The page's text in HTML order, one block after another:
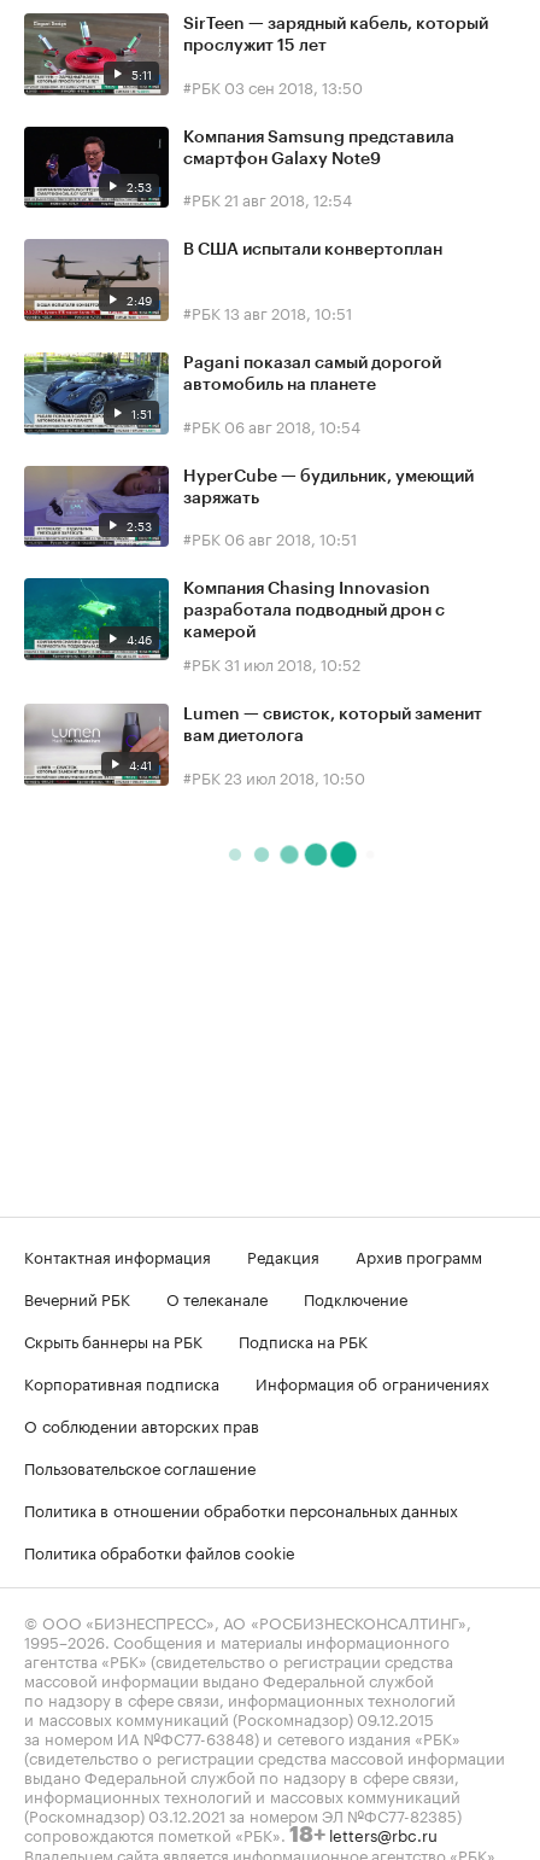
5:11
SirTeen — зарядный кабель, который
прослужит 15 лет
#РБК 03 сен 2018, 13:50
2:53
Компания Samsung представила
смартфон Galaxy Note9
#РБК 21 авг 2018, 12:54
2:49
В США испытали конвертоплан
#РБК13 авг 2018, 10:51
1:51
Pagani показал самый дорогой
автомобиль на планете
#РБК 06 авг 2018, 10:54
2:53
HyperCube — будильник, умеющий
заряжать
#РБК 06 авг 2018, 10:51
4:46
Компания Chasing Innovasion
разработала подводный дрон с
камерой
#РБК31 июл 2018, 10:52
4:41
Lumen — свисток, который заменит
вам диетолога
#РБК 23 июл 2018, 10:50
Контактная информация Редакция
Архив программ
Вечерний РБК
О телеканале
Подключение
Скрыть баннеры на РБК
Подписка на РБК
Корпоративная подписка
Информация об ограничениях
О соблюдении авторских прав
Пользовательское соглашение
Политика в отношении обработки персональных данных
Политика обработки файлов cookie
© ООО «БИЗНЕСПРЕСС», АО «РОСБИЗНЕСКОНСАЛТИНГ»,
1995–2026. Сообщения и материалы информационного
агентства «РБК» (свидетельство о регистрации средства
массовой информации выдано Федеральной службой
по надзору в сфере связи, информационных технологий
и массовых коммуникаций (Роскомнадзор) 09.12.2015
за номером ИА №ФС77-63848) и сетевого издания «РБК»
(свидетельство о регистрации средства массовой информации
выдано Федеральной службой по надзору в сфере связи,
информационных технологий и массовых коммуникаций
(Роскомнадзор) 03.12.2021 за номером ЭЛ №ФС77-82385)
сопровождаются пометкой «РБК». 18+ letters@rbc.ru
Владельцем сайта является информационное агентство «РБК».